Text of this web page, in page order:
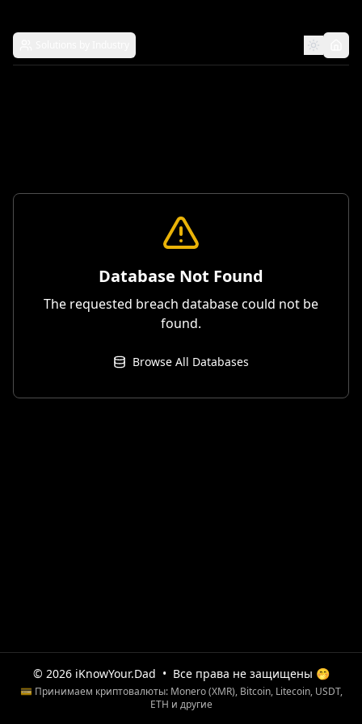
Database Not Found
The requested breach database could not be
found.
Browse All Databases
© 2026 iKnowYour.Dad • Все права не защищены 🤭
💳 Принимаем криптовалюты: Monero (XMR), Bitcoin, Litecoin, USDT,
ETH и другие